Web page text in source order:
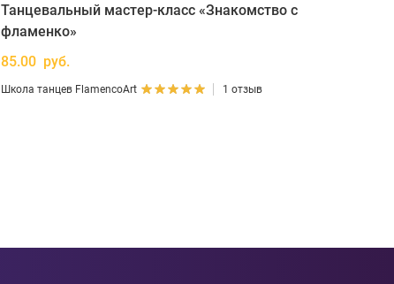
Танцевальный мастер-класс «Знакомство с
фламенко»
85.00 руб.
Школа танцев FlamencoArt 1 отзыв